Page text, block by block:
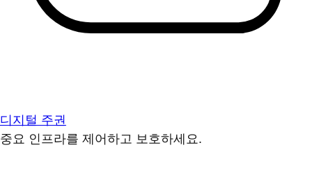
디지털 주권
중요 인프라를 제어하고 보호하세요.